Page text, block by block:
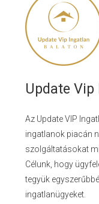
Update
Az Update VIP
ingatlanok piacán
szolgáltatásokat
Célunk, hogy
tegyük
ingatlanügyeket.